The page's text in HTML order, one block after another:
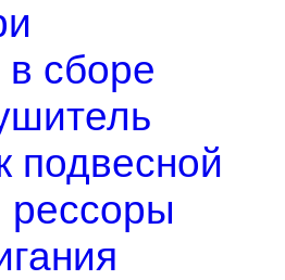
сборе
подвесной
рессоры